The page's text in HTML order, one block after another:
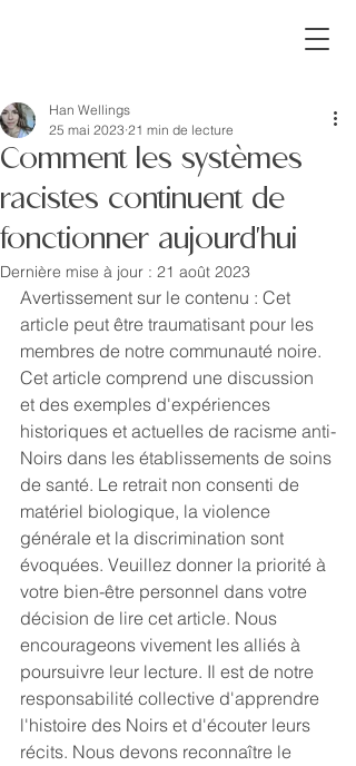
Comment les systèmes
racistes continuent de
fonctionner aujourd'hui
Han Wellings
25 mai 2023 21 min de lecture
Dernière mise à jour : 21 août 2023
Avertissement sur le contenu : Cet
article peut être traumatisant pour les
membres de notre communauté noire.
Cet article comprend une discussion
et des exemples d'expériences
historiques et actuelles de racisme anti-
Noirs dans les établissements de soins
de santé. Le retrait non consenti de
matériel biologique, la violence
générale et la discrimination sont
évoquées. Veuillez donner la priorité à
votre bien-être personnel dans votre
décision de lire cet article. Nous
encourageons vivement les alliés à
poursuivre leur lecture. Il est de notre
responsabilité collective d'apprendre
l'histoire des Noirs et d'écouter leurs
récits. Nous devons reconnaître le